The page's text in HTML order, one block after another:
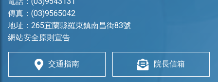
傳真：(03)9565042
地址： 265宜蘭縣羅東鎮南昌街83號
網站安全原則宣告
交通指南 院長信箱